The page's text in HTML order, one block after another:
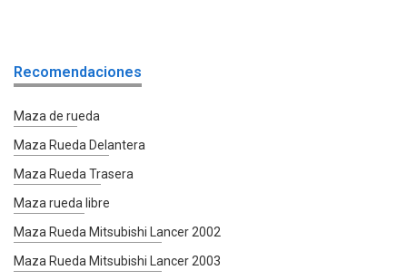
Recomendaciones
Maza de rueda
Maza Rueda Delantera
Maza Rueda Trasera
Maza rueda libre
Maza Rueda Mitsubishi Lancer 2002
Maza Rueda Mitsubishi Lancer 2003